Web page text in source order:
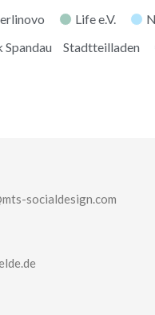
Life e.V.
Stadtteilladen
socialdesign.com